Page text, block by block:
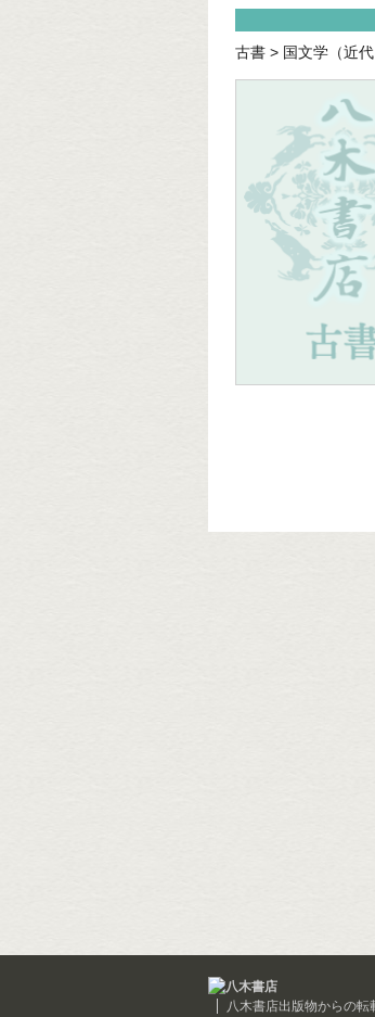
古書 > 国文学（近代
八木書店出版物からの転